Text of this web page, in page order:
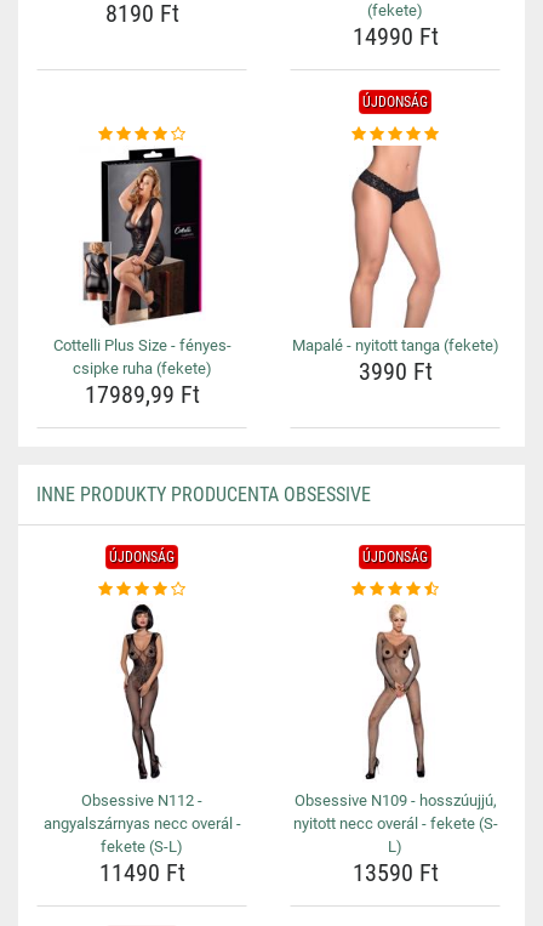
8190 Ft
(fekete)
14990 Ft
Cottelli Plus Size - fényes-
csipke ruha (fekete)
17989,99 Ft
ÚJDONSÁG
Mapalé - nyitott tanga (fekete)
3990 Ft
INNE PRODUKTY PRODUCENTA OBSESSIVE
ÚJDONSÁG
Obsessive N112 -
angyalszárnyas necc overál -
fekete (S-L)
11490 Ft
ÚJDONSÁG
Obsessive N109 - hosszúujjú,
nyitott necc overál - fekete (S-
L)
13590 Ft